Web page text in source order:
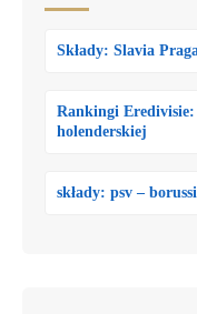
Składy: Slavia
Rankingi
holenderskiej
składy: psv –